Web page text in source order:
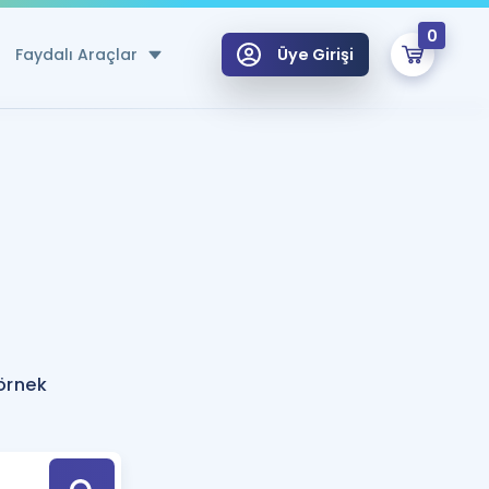
Faydalı Araçlar
Hesaplama Aracı
için Öneriler
Tek Takvimde
Üye Girişi
0